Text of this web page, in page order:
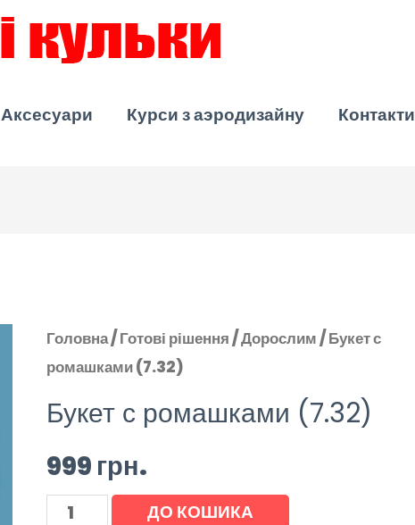
Аксесуари Курси з аэродизайну Контакти
Головна/Готові рішення/Дорослим/ Букет с
ромашками (7.32)
Букет с ромашками (7.32)
999 грн.
ДО КОШИКА